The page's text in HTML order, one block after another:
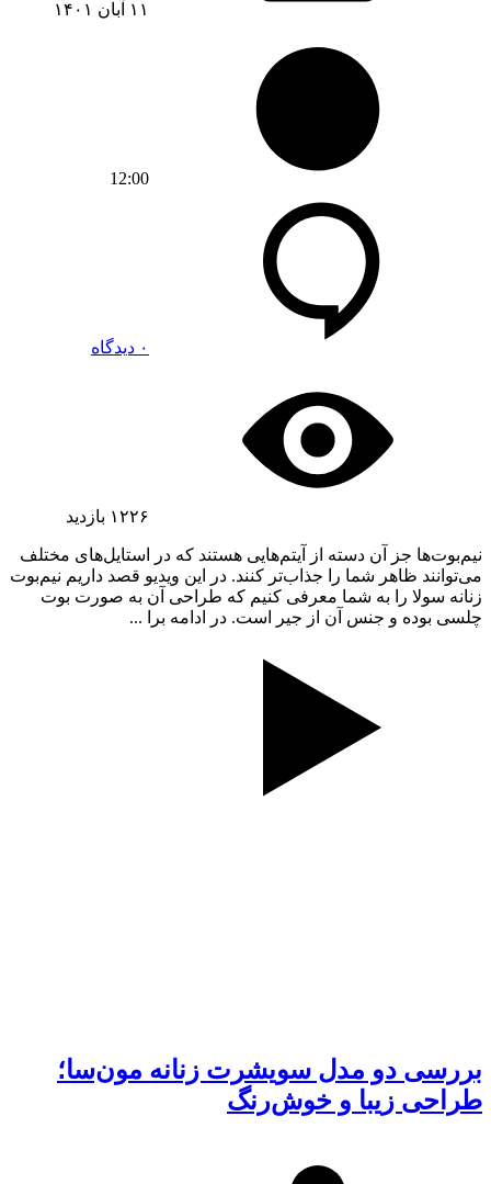
۱۱ آبان ۱۴۰۱
12:00
۰ دیدگاه
۱۲۲۶ بازدید
نیم‌بوت‌ها جز آن دسته از آیتم‌هایی هستند که در استایل‌های مختلف
می‌توانند ظاهر شما را جذاب‌تر کنند. در این ویدیو قصد داریم نیم‌بوت
زنانه سولا را به شما معرفی کنیم که طراحی آن به صورت بوت
چلسی بوده و جنس آن از جیر است. در ادامه برا ...
بررسی دو مدل سویشرت زنانه مون‌سا؛
طراحی زیبا و خوش‌رنگ